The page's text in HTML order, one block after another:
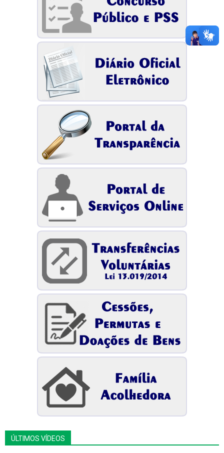
ÚLTIMOS VÍDEOS